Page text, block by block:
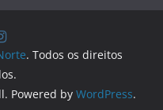
. Todos os direitos
Powered by WordPress.